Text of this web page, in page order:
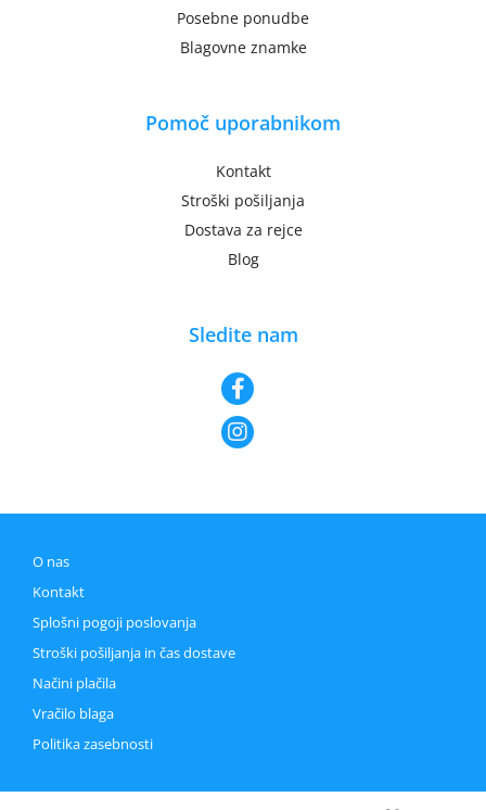
Posebne ponudbe
Blagovne znamke
Pomoč uporabnikom
Kontakt
Stroški pošiljanja
Dostava za rejce
Blog
Sledite nam
O nas
Kontakt
Splošni pogoji poslovanja
Stroški pošiljanja in čas dostave
Načini plačila
Vračilo blaga
Politika zasebnosti